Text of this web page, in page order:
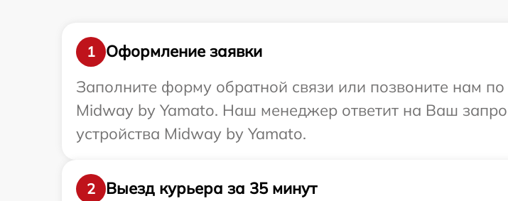
1
Оформление заявки
Заполните форму обратной связи или позвоните нам
Midway by Yamato. Наш менеджер ответит на Ваш
устройства Midway by Yamato.
2
Выезд курьера за 35 минут